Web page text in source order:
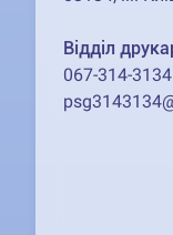
Відділ
067-314-3134